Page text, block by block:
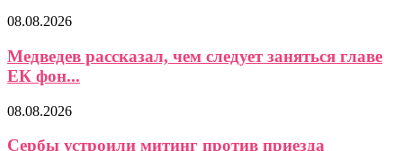
08.08.2026
Медведев рассказал, чем следует заняться главе
ЕК фон...
08.08.2026
Сербы устроили митинг против приезда